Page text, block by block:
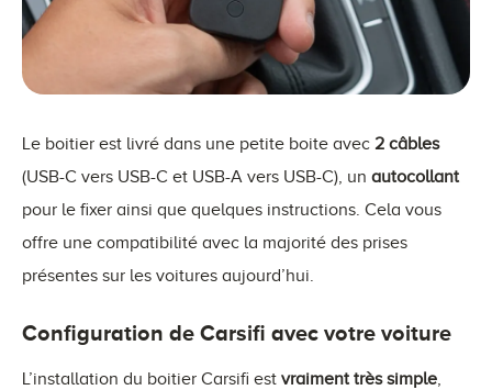
Le boitier est livré dans une petite boite avec 2 câbles
(USB-C vers USB-C et USB-A vers USB-C), un autocollant
pour le fixer ainsi que quelques instructions. Cela vous
offre une compatibilité avec la majorité des prises
présentes sur les voitures aujourd’hui.
Configuration de Carsifi avec votre voiture
L’installation du boitier Carsifi est vraiment très simple